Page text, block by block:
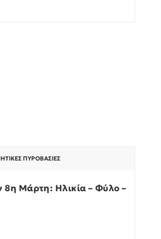
ΠΥΡΟΒΑΣΊΕΣ
Μάρτη: Ηλικία – Φύλο –